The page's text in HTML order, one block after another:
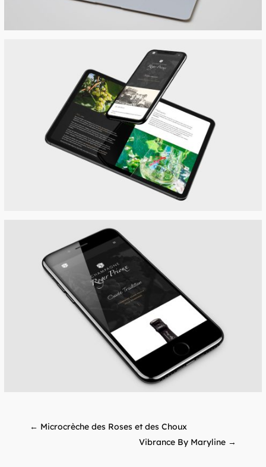
← Microcrèche des Roses et des Choux
Vibrance By Maryline→